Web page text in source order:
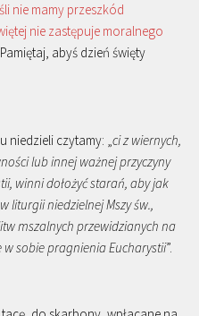
nie mamy przeszkód
nie zastępuje moralnego
abyś dzień święty
niedzieli czytamy: „ci z wiernych,
lub innej ważnej przyczyny
winni dołożyć starań, aby jak
liturgii niedzielnej Mszy św.,
mszalnych przewidzianych na
w sobie pragnienia Eucharystii”.